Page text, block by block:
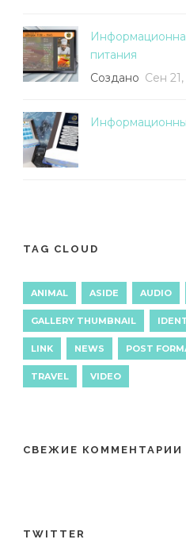
питания
Создано Сен 21,
TAG CLOUD
ANIMAL ASIDE AUDIO
GALLERY THUMBNAIL
LINK NEWS POST
TRAVEL VIDEO
СВЕЖИЕ КОММЕНТАРИИ
TWITTER